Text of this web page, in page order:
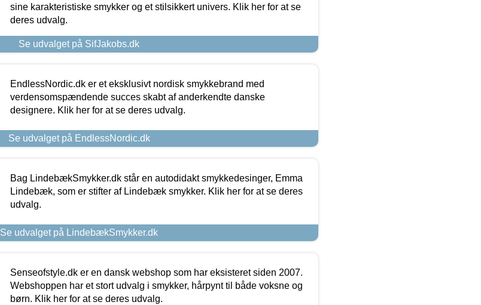
sine karakteristiske smykker og et stilsikkert univers. Klik her for at se
deres udvalg.
Se udvalget på SifJakobs.dk
EndlessNordic.dk er et eksklusivt nordisk smykkebrand med
verdensomspændende succes skabt af anderkendte danske
designere. Klik her for at se deres udvalg.
Se udvalget på EndlessNordic.dk
Bag LindebækSmykker.dk står en autodidakt smykkedesinger, Emma
Lindebæk, som er stifter af Lindebæk smykker. Klik her for at se deres
udvalg.
Se udvalget på LindebækSmykker.dk
Senseofstyle.dk er en dansk webshop som har eksisteret siden 2007.
Webshoppen har et stort udvalg i smykker, hårpynt til både voksne og
børn. Klik her for at se deres udvalg.